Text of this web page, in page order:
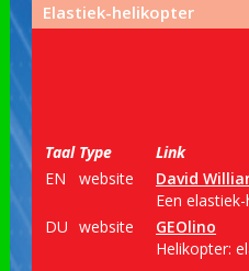
Elastiek-helikopter
Taal Type
Link
EN
website
David
Een
DU website
GEOlino
Helikopter: